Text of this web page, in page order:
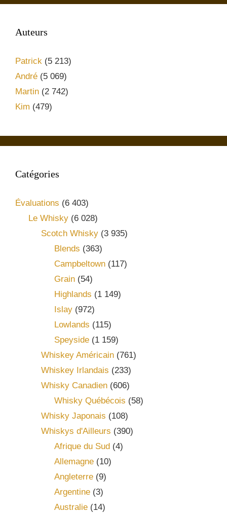
Auteurs
Patrick (5 213)
André (5 069)
Martin (2 742)
Kim (479)
Catégories
Évaluations (6 403)
Le Whisky(6 028)
Scotch Whisky (3 935)
Blends (363)
Campbeltown(117)
Grain(54)
Highlands (1 149)
Islay(972)
Lowlands (115)
Speyside(1 159)
Whiskey Américain (761)
Whiskey Irlandais (233)
Whisky Canadien (606)
Whisky Québécois (58)
Whisky Japonais (108)
Whiskys d'Ailleurs (390)
Afrique du Sud (4)
Allemagne(10)
Angleterre(9)
Argentine(3)
Australie(14)